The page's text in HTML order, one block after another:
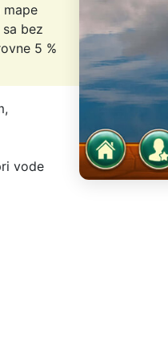
bez
5 %
vode